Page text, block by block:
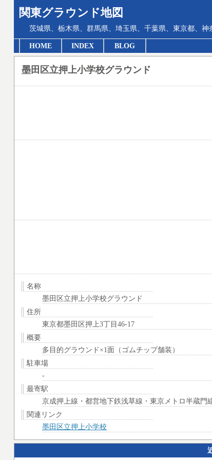
関東グラウンド地図
茨城県、栃木県、群馬県、埼玉県、千葉県、東京都、
HOME INDEX BLOG
墨田区立押上小学校グラウンド
名称
墨田区立押上小学校グラウンド
住所
東京都墨田区押上3丁目46-17
概要
多目的グラウンド×1面（ゴムチップ舗装）
駐車場
-
最寄駅
京成押上線・都営地下鉄浅草線・東京メトロ半蔵門
関連リンク
墨田区立押上小学校